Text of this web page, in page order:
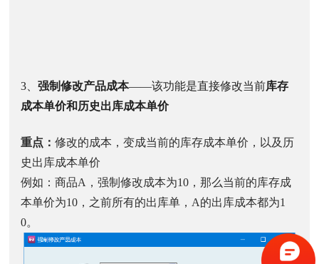
3、强制修改产品成本——该功能是直接修改当前库存
成本单价和历史出库成本单价
重点：修改的成本，变成当前的库存成本单价，以及历
史出库成本单价
例如：商品A，强制修改成本为10，那么当前的库存成
本单价为10，之前所有的出库单，A的出库成本都为1
0。